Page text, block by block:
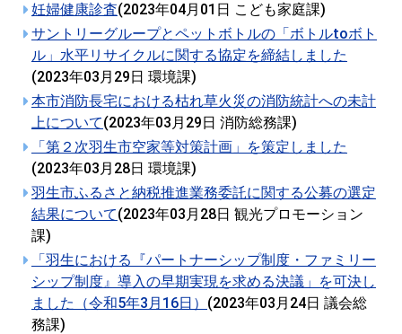
妊婦健康診査(2023年04月01日 こども家庭課)
サントリーグループとペットボトルの「ボトルtoボト
ル」水平リサイクルに関する協定を締結しました
(2023年03月29日 環境課)
本市消防長宅における枯れ草火災の消防統計への未計
上について(2023年03月29日 消防総務課)
「第２次羽生市空家等対策計画」を策定しました
(2023年03月28日 環境課)
羽生市ふるさと納税推進業務委託に関する公募の選定
結果について(2023年03月28日 観光プロモーション
課)
「羽生における『パートナーシップ制度・ファミリー
シップ制度』導入の早期実現を求める決議」を可決し
ました（令和5年3月16日） (2023年03月24日 議会総
務課)